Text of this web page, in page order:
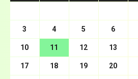
3 4 5 6
10 11 12 13
17 18 19 20
7 8 9 10
14 15 16 17
21 22 23 24